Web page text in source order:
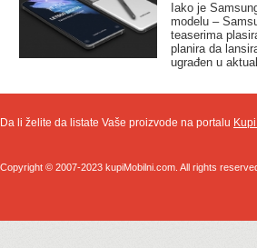
Iako je
modelu –
teaserima
planira da
ugrađen u
Da li želite da listate Vaše proizvode na portalu
Copyright © 2007-2023 kupiMobilni.com. All rights